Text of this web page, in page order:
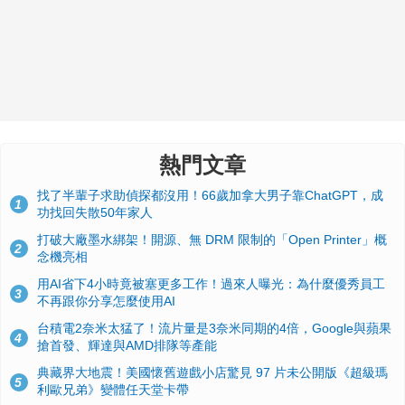
熱門文章
1
找了半輩子求助偵探都沒用！66歲加拿大男子靠ChatGPT，成
功找回失散50年家人
2
打破大廠墨水綁架！開源、無 DRM 限制的「Open Printer」概
念機亮相
3
用AI省下4小時竟被塞更多工作！過來人曝光：為什麼優秀員工
不再跟你分享怎麼使用AI
4
台積電2奈米太猛了！流片量是3奈米同期的4倍，Google與蘋果
搶首發、輝達與AMD排隊等產能
5
典藏界大地震！美國懷舊遊戲小店驚見 97 片未公開版《超級瑪
利歐兄弟》變體任天堂卡帶